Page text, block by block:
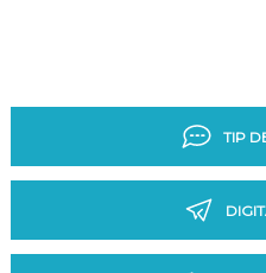
TIP